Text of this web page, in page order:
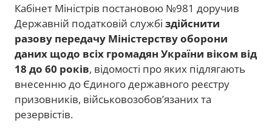
Кабінет Міністрів постановою №981 доручив
Державній податковій службі здійснити
разову передачу Міністерству оборони
даних щодо всіх громадян України віком від
18 до 60 років, відомості про яких підлягають
внесенню до Єдиного державного реєстру
призовників, військовозобов’язаних та
резервістів.